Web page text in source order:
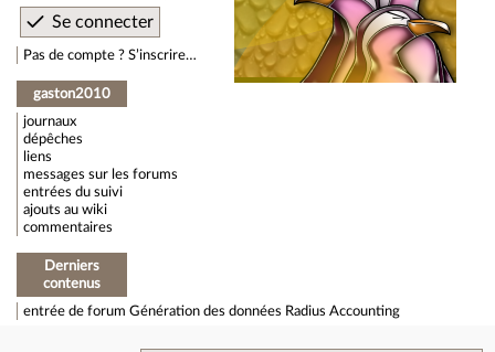
Pas de compte ? S’inscrire…
gaston2010
journaux
dépêches
liens
messages sur les forums
entrées du suivi
ajouts au wiki
commentaires
Derniers
contenus
entrée de forum Génération des données Radius Accounting